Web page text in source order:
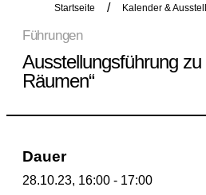
Startseite Kalender &
Führungen
Ausstellungsführung zu
Räumen“
Dauer
28.10.23, 16:00 - 17:00